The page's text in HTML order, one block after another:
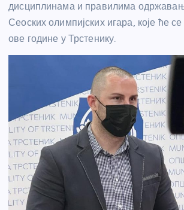
дисциплинама и правилима
Сеоских олимпијских игара, које ће
ове године у Трстенику.